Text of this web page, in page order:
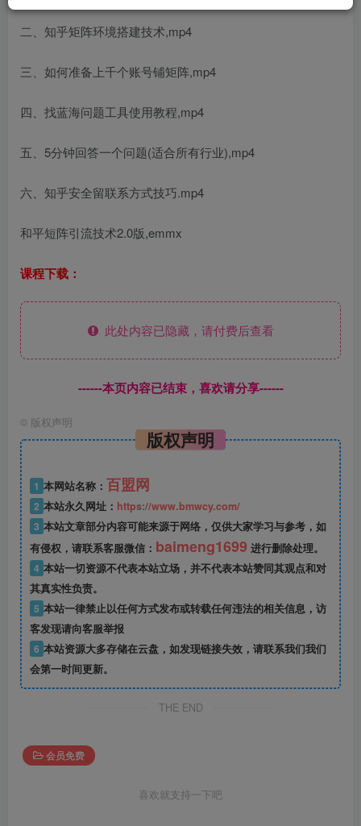
二、知乎矩阵环境搭建技术,mp4
三、如何准备上千个账号铺矩阵,mp4
四、找蓝海问题工具使用教程,mp4
五、5分钟回答一个问题(适合所有行业),mp4
六、知乎安全留联系方式技巧.mp4
和平短阵引流技术2.0版,emmx
课程下载：
此处内容已隐藏，请付费后查看
------本页内容已结束，喜欢请分享------
© 版权声明
版权声明
1 本网站名称： 百盟网
2 本站永久网址： https://www.bmwcy.com/
3 本站文章部分内容可能来源于网络，仅供大家学习与参考，如
有侵权，请联系客服微信： baimeng1699 进行删除处理。
4 本站一切资源不代表本站立场，并不代表本站赞同其观点和对
其真实性负责。
5 本站一律禁止以任何方式发布或转载任何违法的相关信息，访
客发现请向客服举报
6 本站资源大多存储在云盘，如发现链接失效，请联系我们我们
会第一时间更新。
THE END
会员免费
喜欢就支持一下吧